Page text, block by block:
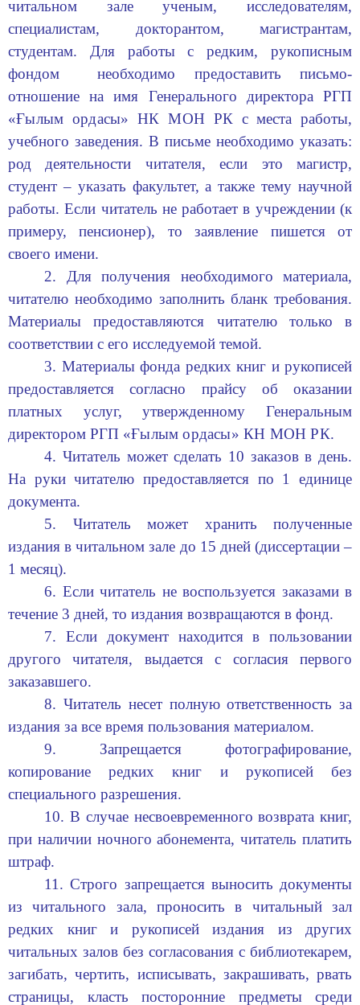
читальном зале ученым, исследователям,
специалистам, докторантом, магистрантам,
студентам. Для работы с редким, рукописным
фондом необходимо предоставить письмо-
отношение на имя Генерального директора РГП
«Ғылым ордасы» НК МОН РК cместа работы,
учебного заведения. В письме необходимо указать:
род деятельности читателя, если это магистр,
студент – указать факультет, а также тему научной
работы. Если читатель не работает в учреждении (к
примеру, пенсионер), то заявление пишется от
своего имени.
2. Для получения необходимого материала,
читателю необходимо заполнить бланк требования.
Материалы предоставляются читателю только в
соответствии с его исследуемой темой.
3. Материалы фонда редких книг и рукописей
предоставляется согласно прайсу об оказании
платных услуг, утвержденному Генеральным
директором РГП «Ғылым ордасы» КН МОН РК.
4. Читатель может сделать 10 заказов в день.
На руки читателю предоставляется по 1 единице
документа.
5. Читатель может хранить полученные
издания в читальном зале до 15 дней (диссертации –
1 месяц).
6. Если читатель не воспользуется заказами в
течение 3 дней, то издания возвращаются в фонд.
7. Если документ находится в пользовании
другого читателя, выдается с согласия первого
заказавшего.
8. Читатель несет полную ответственность за
издания за все время пользования материалом.
9. Запрещается фотографирование,
копирование редких книг и рукописей без
специального разрешения.
10. В случае несвоевременного возврата книг,
при наличии ночного абонемента, читатель платить
штраф.
11. Строго запрещается выносить документы
из читального зала, проносить в читальный зал
редких книг и рукописей издания из других
читальных залов без согласования с библиотекарем,
загибать, чертить, исписывать, закрашивать, рвать
страницы, класть посторонние предметы среди